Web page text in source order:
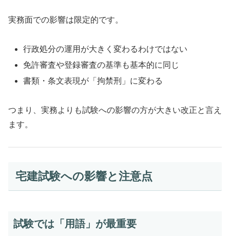
実務面での影響は限定的です。
行政処分の運用が大きく変わるわけではない
免許審査や登録審査の基準も基本的に同じ
書類・条文表現が「拘禁刑」に変わる
つまり、実務よりも試験への影響の方が大きい改正と言え
ます。
宅建試験への影響と注意点
試験では「用語」が最重要